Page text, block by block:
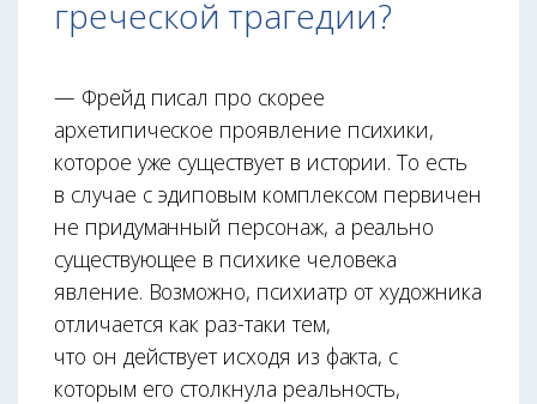
греческой трагедии?
— Фрейд писал про скорее
архетипическое проявление психики,
которое уже существует в истории. То есть
в случае с эдиповым комплексом первичен
не придуманный персонаж, а реально
существующее в психике человека
явление. Возможно, психиатр от художника
отличается как раз-таки тем,
что он действует исходя из факта, с
которым его столкнула реальность,